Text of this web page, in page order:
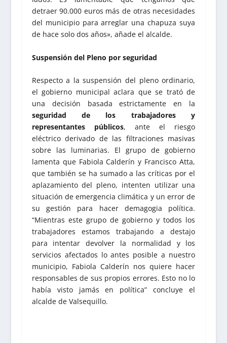
detraer 90.000 euros más de otras necesidades
del municipio para arreglar una chapuza suya
de hace solo dos años», añade el alcalde.
Suspensión del Pleno por seguridad
Respecto a la suspensión del pleno ordinario,
el gobierno municipal aclara que se trató de
una decisión basada estrictamente en la
seguridad de los trabajadores y
representantes públicos, ante el riesgo
eléctrico derivado de las filtraciones masivas
sobre las luminarias. El grupo de gobierno
lamenta que Fabiola Calderín y Francisco Atta,
que también se ha sumado a las críticas por el
aplazamiento del pleno, intenten utilizar una
situación de emergencia climática y un error de
su gestión para hacer demagogia política.
“Mientras este grupo de gobierno y todos los
trabajadores estamos trabajando a destajo
para intentar devolver la normalidad y los
servicios afectados lo antes posible a nuestro
municipio, Fabiola Calderín nos quiere hacer
responsables de sus propios errores. Esto no lo
había visto jamás en política” concluye el
alcalde de Valsequillo.